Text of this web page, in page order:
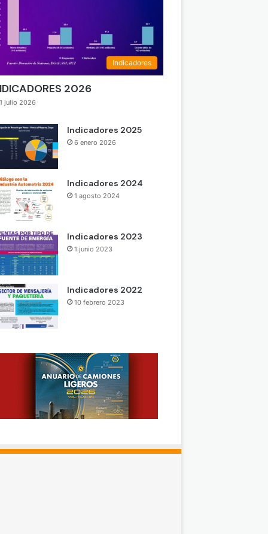
Indicadores
2026
julio 2026
Indicadores 2025
6 enero 2026
Indicadores 2024
1 agosto 2024
Indicadores 2023
1 junio 2023
Indicadores 2022
10 febrero 2023